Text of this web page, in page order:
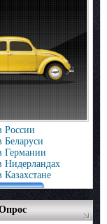
России
Беларуси
Германии
Нидерландах
Казахстане